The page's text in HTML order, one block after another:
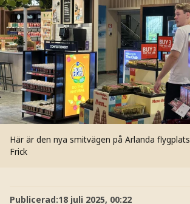
Här är den nya smitvägen på Arlanda flygplats
Frick
Publicerad:18 juli 2025, 00:22